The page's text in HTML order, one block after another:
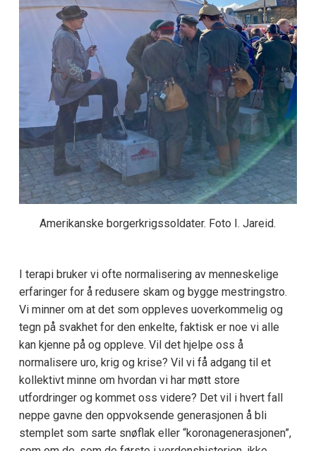
Amerikanske borgerkrigssoldater. Foto I. Jareid.
I terapi bruker vi ofte normalisering av menneskelige
erfaringer for å redusere skam og bygge mestringstro.
Vi minner om at det som oppleves uoverkommelig og
tegn på svakhet for den enkelte, faktisk er noe vi alle
kan kjenne på og oppleve. Vil det hjelpe oss å
normalisere uro, krig og krise? Vil vi få adgang til et
kollektivt minne om hvordan vi har møtt store
utfordringer og kommet oss videre? Det vil i hvert fall
neppe gavne den oppvoksende generasjonen å bli
stemplet som sarte snøflak eller “koronagenerasjonen”,